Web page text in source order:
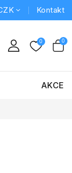
Kontakt
AKCE